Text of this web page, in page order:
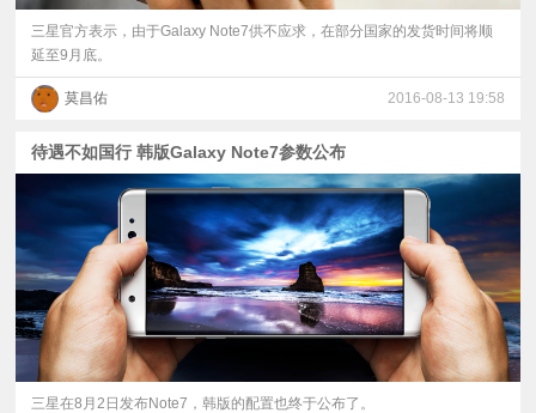
三星官方表示，由于Galaxy Note7供不应求，在部分国家的发货时间将顺
延至9月底。
莫昌佑 2016-08-13 19:58
待遇不如国行 韩版Galaxy Note7参数公布
三星在8月2日发布Note7，韩版的配置也终于公布了。